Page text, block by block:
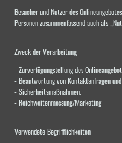
Besucher und Nutzer des
Personen zusammenfassend auch als
Zweck der Verarbeitung
- Zurverfügungstellung des
- Beantwortung von Kontaktanfragen
- Sicherheitsmaßnahmen.
- Reichweitenmessung/Marketing
Verwendete Begrifflichkeiten